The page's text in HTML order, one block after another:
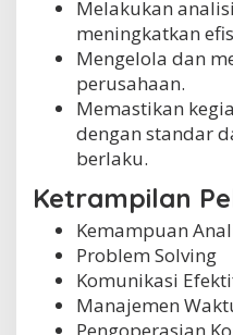
Melakukan
meningkatkan
Mengelola dan
perusahaan.
Memastikan
dengan standar
berlaku.
Ketrampilan
Kemampuan
Problem Solving
Komunikasi
Manajemen
Pengoperasian